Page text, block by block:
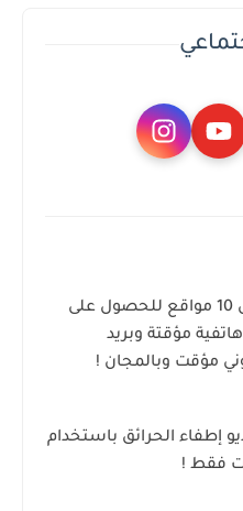
أفضل 10 مواقع للحصول على
هاتفية مؤقتة وبريد
مؤقت وبالمجان !
إطفاء الحرائق باستخدام
فقط !